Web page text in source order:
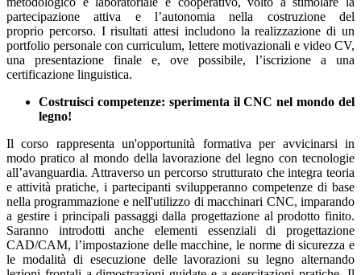
partecipazione attiva e l’autonomia nella costruzione del
proprio percorso. I risultati attesi includono la realizzazione di un
portfolio personale con curriculum, lettere motivazionali e video CV,
una presentazione finale e, ove possibile, l’iscrizione a una
certificazione linguistica.
Costruisci competenze: sperimenta il CNC nel mondo del
legno!
Il corso rappresenta un'opportunità formativa per avvicinarsi in
modo pratico al mondo della lavorazione del legno con tecnologie
all’avanguardia. Attraverso un percorso strutturato che integra teoria
e attività pratiche, i partecipanti svilupperanno competenze di base
nella programmazione e nell'utilizzo di macchinari CNC, imparando
a gestire i principali passaggi dalla progettazione al prodotto finito.
Saranno introdotti anche elementi essenziali di progettazione
CAD/CAM, l’impostazione delle macchine, le norme di sicurezza e
le modalità di esecuzione delle lavorazioni su legno alternando